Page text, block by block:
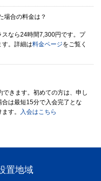
場合の料金は？
なら24時間7,300円です。プ
す。詳細は料金ページをご覧く
きます。初めての方は、申し
は最短15分で入会完了とな
す。
入会はこちら
置地域